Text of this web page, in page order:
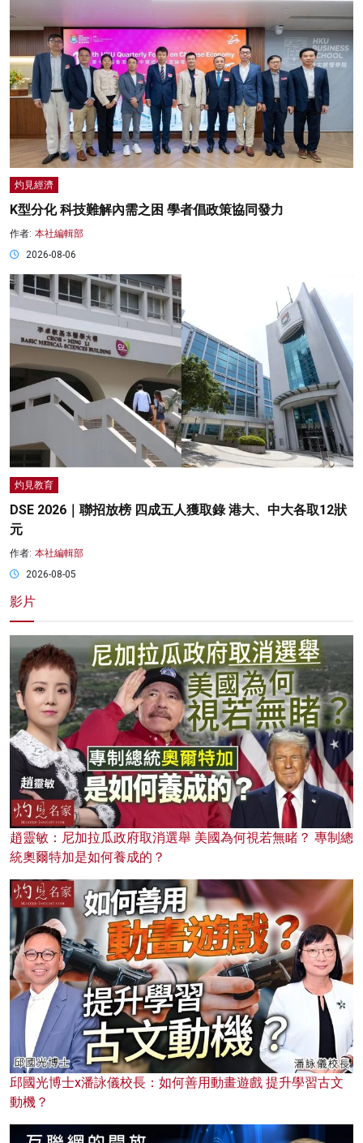
灼見經濟
K型分化 科技難解內需之困 學者倡政策協同發力
作者: 本社編輯部
2026-08-06
灼見教育
DSE 2026｜聯招放榜 四成五人獲取錄 港大、中大各取12狀
元
作者: 本社編輯部
2026-08-05
影片
趙靈敏：尼加拉瓜政府取消選舉 美國為何視若無睹？ 專制總
統奧爾特加是如何養成的？
邱國光博士x潘詠儀校長：如何善用動畫遊戲 提升學習古文
動機？